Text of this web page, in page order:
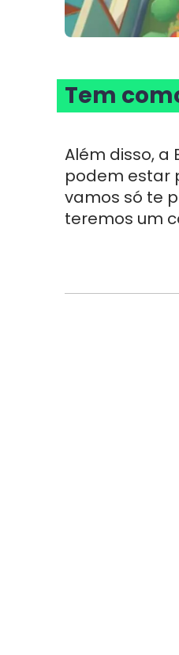
Tem
Além disso, a
podem estar
vamos só te
teremos um